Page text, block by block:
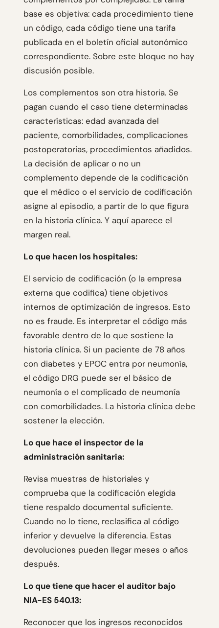
base es objetiva: cada procedimiento tiene
un código, cada código tiene una tarifa
publicada en el boletín oficial autonómico
correspondiente. Sobre este bloque no hay
discusión posible.
Los complementos son otra historia. Se
pagan cuando el caso tiene determinadas
características: edad avanzada del
paciente, comorbilidades, complicaciones
postoperatorias, procedimientos añadidos.
La decisión de aplicar o no un
complemento depende de la codificación
que el médico o el servicio de codificación
asigne al episodio, a partir de lo que figura
en la historia clínica. Y aquí aparece el
margen real.
Lo que hacen los hospitales:
El servicio de codificación (o la empresa
externa que codifica) tiene objetivos
internos de optimización de ingresos. Esto
no es fraude. Es interpretar el código más
favorable dentro de lo que sostiene la
historia clínica. Si un paciente de 78 años
con diabetes y EPOC entra por neumonía,
el código DRG puede ser el básico de
neumonía o el complicado de neumonía
con comorbilidades. La historia clínica debe
sostener la elección.
Lo que hace el inspector de la
administración sanitaria:
Revisa muestras de historiales y
comprueba que la codificación elegida
tiene respaldo documental suficiente.
Cuando no lo tiene, reclasifica al código
inferior y devuelve la diferencia. Estas
devoluciones pueden llegar meses o años
después.
Lo que tiene que hacer el auditor bajo
NIA-ES 540.13:
Reconocer que los ingresos reconocidos